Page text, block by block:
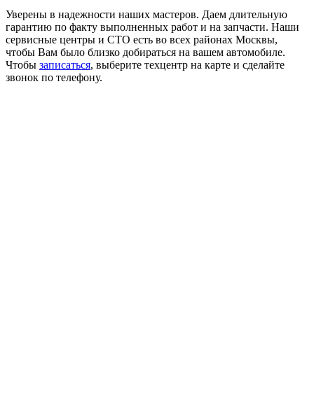
Уверены в надежности наших мастеров. Даем длительную
гарантию по факту выполненных работ и на запчасти. Наши
сервисные центры и СТО есть во всех районах Москвы,
чтобы Вам было близко добираться на вашем автомобиле.
Чтобы записаться, выберите техцентр на карте и сделайте
звонок по телефону.